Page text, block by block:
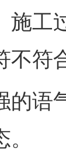
施工
不
语气